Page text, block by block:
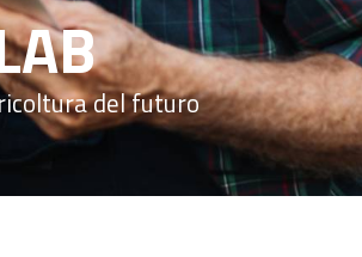
del futuro